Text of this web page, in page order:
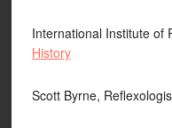
International Institute of
History
Scott Byrne,